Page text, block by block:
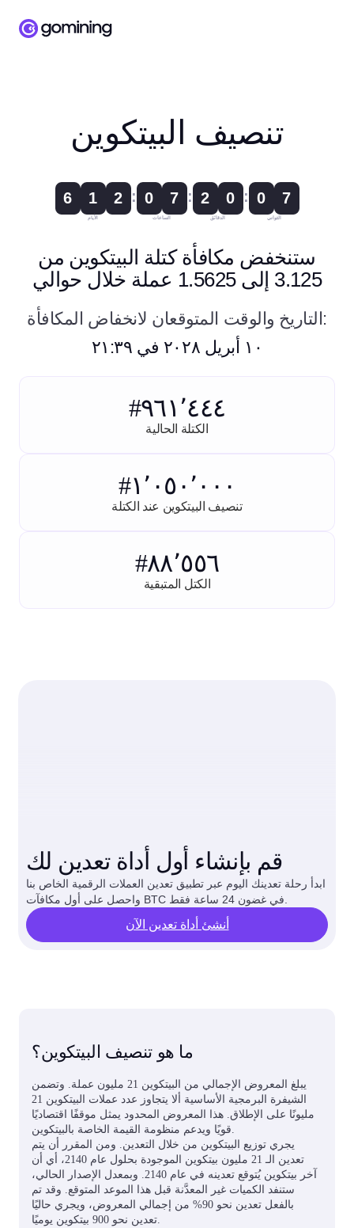
تنصيف البيتكوين
6 1 2
الأيام
: 0 7
الساعات
: 2 0
الدقائق
: 0 7
الثواني
ستنخفض مكافأة كتلة البيتكوين من
3.125 إلى 1.5625 عملة خلال حوالي
التاريخ والوقت المتوقعان لانخفاض المكافأة:
١٠ أبريل ٢٠٢٨ في ٢١:٣٩
#٩٦١٬٤٤٤
الكتلة الحالية
#١٬٠٥٠٬٠٠٠
تنصيف البيتكوين عند الكتلة
#٨٨٬٥٥٦
الكتل المتبقية
قم بإنشاء أول أداة تعدين لك
ابدأ رحلة تعدينك اليوم عبر تطبيق تعدين العملات الرقمية الخاص بنا
أنشئ أداة تعدين الآن
ما هو تنصيف البيتكوين؟
يبلغ المعروض الإجمالي من البيتكوين 21 مليون عملة. وتضمن
الشيفرة البرمجية الأساسية ألا يتجاوز عدد عملات البيتكوين 21
مليونًا على الإطلاق. هذا المعروض المحدود يمثل موقفًا اقتصاديًا
قويًا ويدعم منظومة القيمة الخاصة بالبيتكوين.
يجري توزيع البيتكوين من خلال التعدين. ومن المقرر أن يتم
تعدين الـ 21 مليون بيتكوين الموجودة بحلول عام 2140، أي أن
آخر بيتكوين يُتوقع تعدينه في عام 2140. وبمعدل الإصدار الحالي،
ستنفد الكميات غير المعدَّنة قبل هذا الموعد المتوقع. وقد تم
بالفعل تعدين نحو 90% من إجمالي المعروض، ويجري حاليًا
تعدين نحو 900 بيتكوين يوميًا.